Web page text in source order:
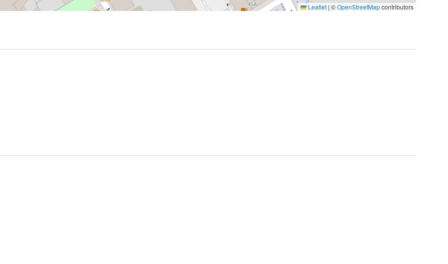
Leaflet | ©OpenStreetMapcontributors